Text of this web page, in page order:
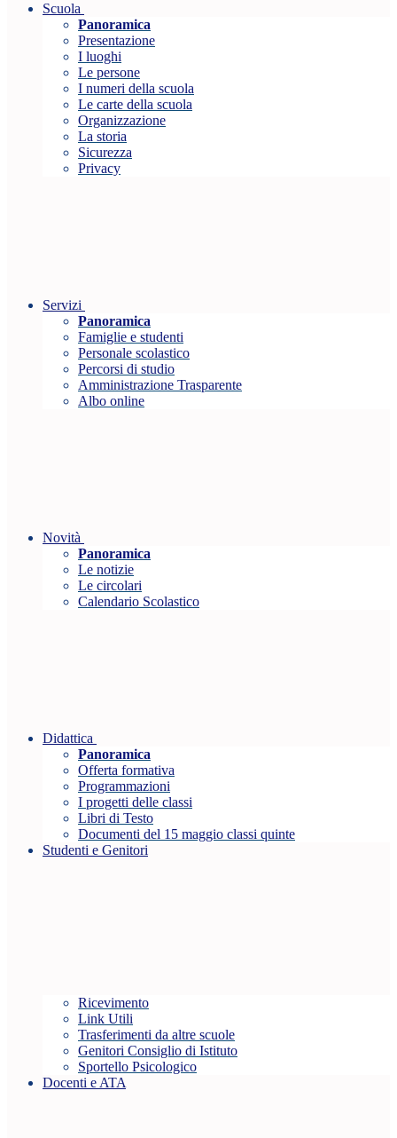
Scuola
Panoramica
Presentazione
I luoghi
Le persone
I numeri della scuola
Le carte della scuola
Organizzazione
La storia
Sicurezza
Privacy
Servizi
Panoramica
Famiglie e studenti
Personale scolastico
Percorsi di studio
Amministrazione Trasparente
Albo online
Novità
Panoramica
Le notizie
Le circolari
Calendario Scolastico
Didattica
Panoramica
Offerta formativa
Programmazioni
I progetti delle classi
Libri di Testo
Documenti del 15 maggio classi quinte
Studenti e Genitori
Ricevimento
Link Utili
Trasferimenti da altre scuole
Genitori Consiglio di Istituto
Sportello Psicologico
Docenti e ATA